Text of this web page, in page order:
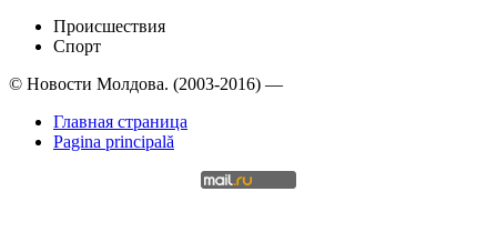
Происшествия
Спорт
© Новости Молдова. (2003-2016) —
Главная страница
Pagina principală